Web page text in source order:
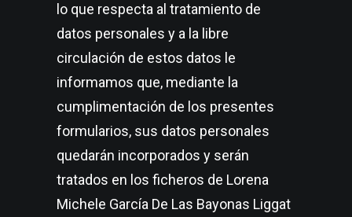
lo que respecta al tratamiento de
datos personales y a la libre
circulación de estos datos le
informamos que, mediante la
cumplimentación de los presentes
formularios, sus datos personales
quedarán incorporados y serán
tratados en los ficheros de Lorena
Michele García De Las Bayonas Liggat